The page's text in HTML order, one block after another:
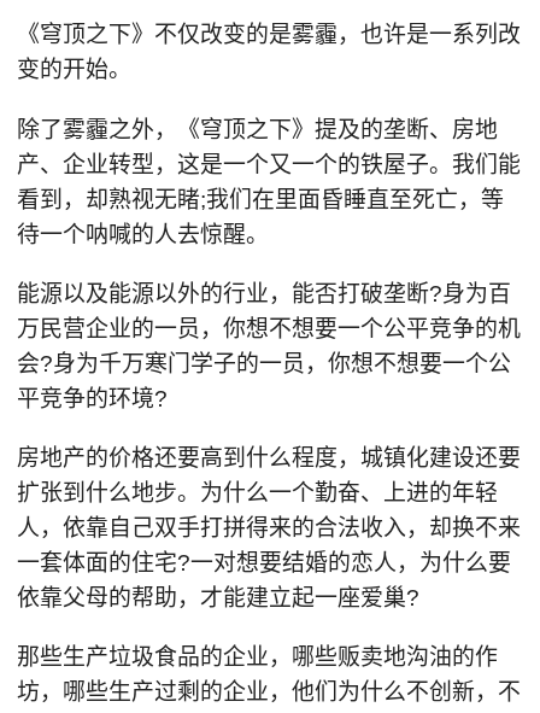
《穹顶之下》不仅改变的是雾霾，也许是一系列改
变的开始。
除了雾霾之外，《穹顶之下》提及的垄断、房地
产、企业转型，这是一个又一个的铁屋子。我们能
看到，却熟视无睹;我们在里面昏睡直至死亡，等
待一个呐喊的人去惊醒。
能源以及能源以外的行业，能否打破垄断?身为百
万民营企业的一员，你想不想要一个公平竞争的机
会?身为千万寒门学子的一员，你想不想要一个公
平竞争的环境?
房地产的价格还要高到什么程度，城镇化建设还要
扩张到什么地步。为什么一个勤奋、上进的年轻
人，依靠自己双手打拼得来的合法收入，却换不来
一套体面的住宅?一对想要结婚的恋人，为什么要
依靠父母的帮助，才能建立起一座爱巢?
那些生产垃圾食品的企业，哪些贩卖地沟油的作
坊，哪些生产过剩的企业，他们为什么不创新，不